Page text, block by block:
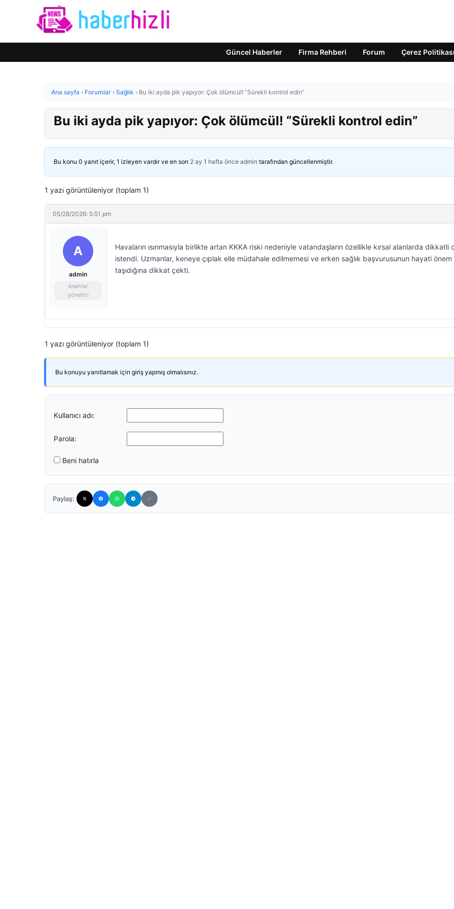
Güncel Haberler Firma Rehberi Forum Çerez Politikası
Ana sayfa › Forumlar › Sağlık › Bu iki ayda pik yapıyor: Çok ölümcül! “Sürekli kontrol edin”
Bu iki ayda pik yapıyor: Çok ölümcül! “Sürekli kontrol edin”
Bu konu 0 yanıt içerir, 1 izleyen vardır ve en son 2 ay 1 hafta önce admin tarafından güncellenmiştir.
1 yazı görüntüleniyor (toplam 1)
05/28/2026: 5:51 pm
A
admin
Anahtar
yönetici
Havaların ısınmasıyla birlikte artan KKKA riski nedeniyle vatandaşların özellikle kırsal alanlarda dikkatli
istendi. Uzmanlar, keneye çıplak elle müdahale edilmemesi ve erken sağlık başvurusunun hayati önem
taşıdığına dikkat çekti.
1 yazı görüntüleniyor (toplam 1)
Bu konuyu yanıtlamak için giriş yapmış olmalısınız.
Kullanıcı adı:
Parola:
Beni hatırla
Paylaş: